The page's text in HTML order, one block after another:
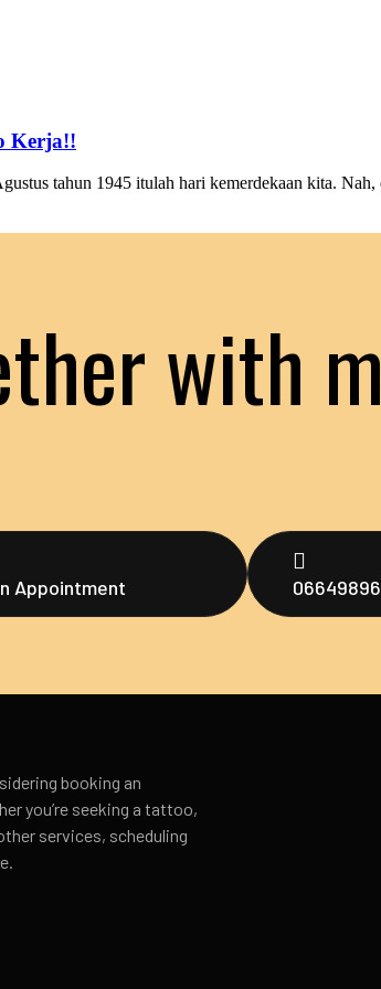
Kerja!!
tahun 1945 itulah hari kemerdekaan kita.
with
Appointment
booking an
you’re seeking a tattoo,
services, scheduling